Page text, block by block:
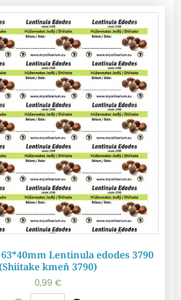
Pridať do košíka
Lentinula edodes 3790
(Shiitake kmeň 3790)
0,99 €